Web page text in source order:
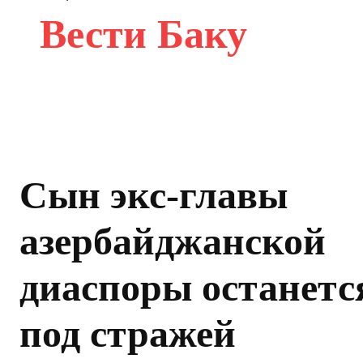
Вести Баку
Сын экс-главы
азербайджанской
диаспоры
под стражей